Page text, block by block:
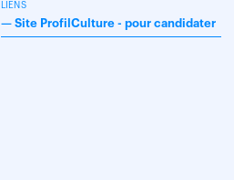
LIENS
— Site ProfilCulture - pour candidater